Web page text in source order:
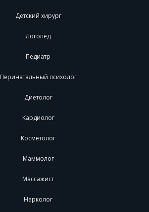
Детский хирург
Логопед
Педиатр
Перинатальный психолог
Диетолог
Кардиолог
Косметолог
Маммолог
Массажист
Нарколог